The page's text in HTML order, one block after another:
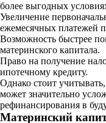
более выгодных
Увеличение
ежемесячных платежей
Возможность быстрее
материнского капитала.
Право на получение
ипотечному кредиту.
Однако стоит
может значительно
рефинансирования в
Материнский